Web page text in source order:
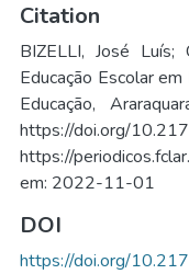
Citation
BIZELLI, José
Educação Escolar
Educação,
https://doi.org/
https://
em: 2022-11-01
DOI
https://doi.org/